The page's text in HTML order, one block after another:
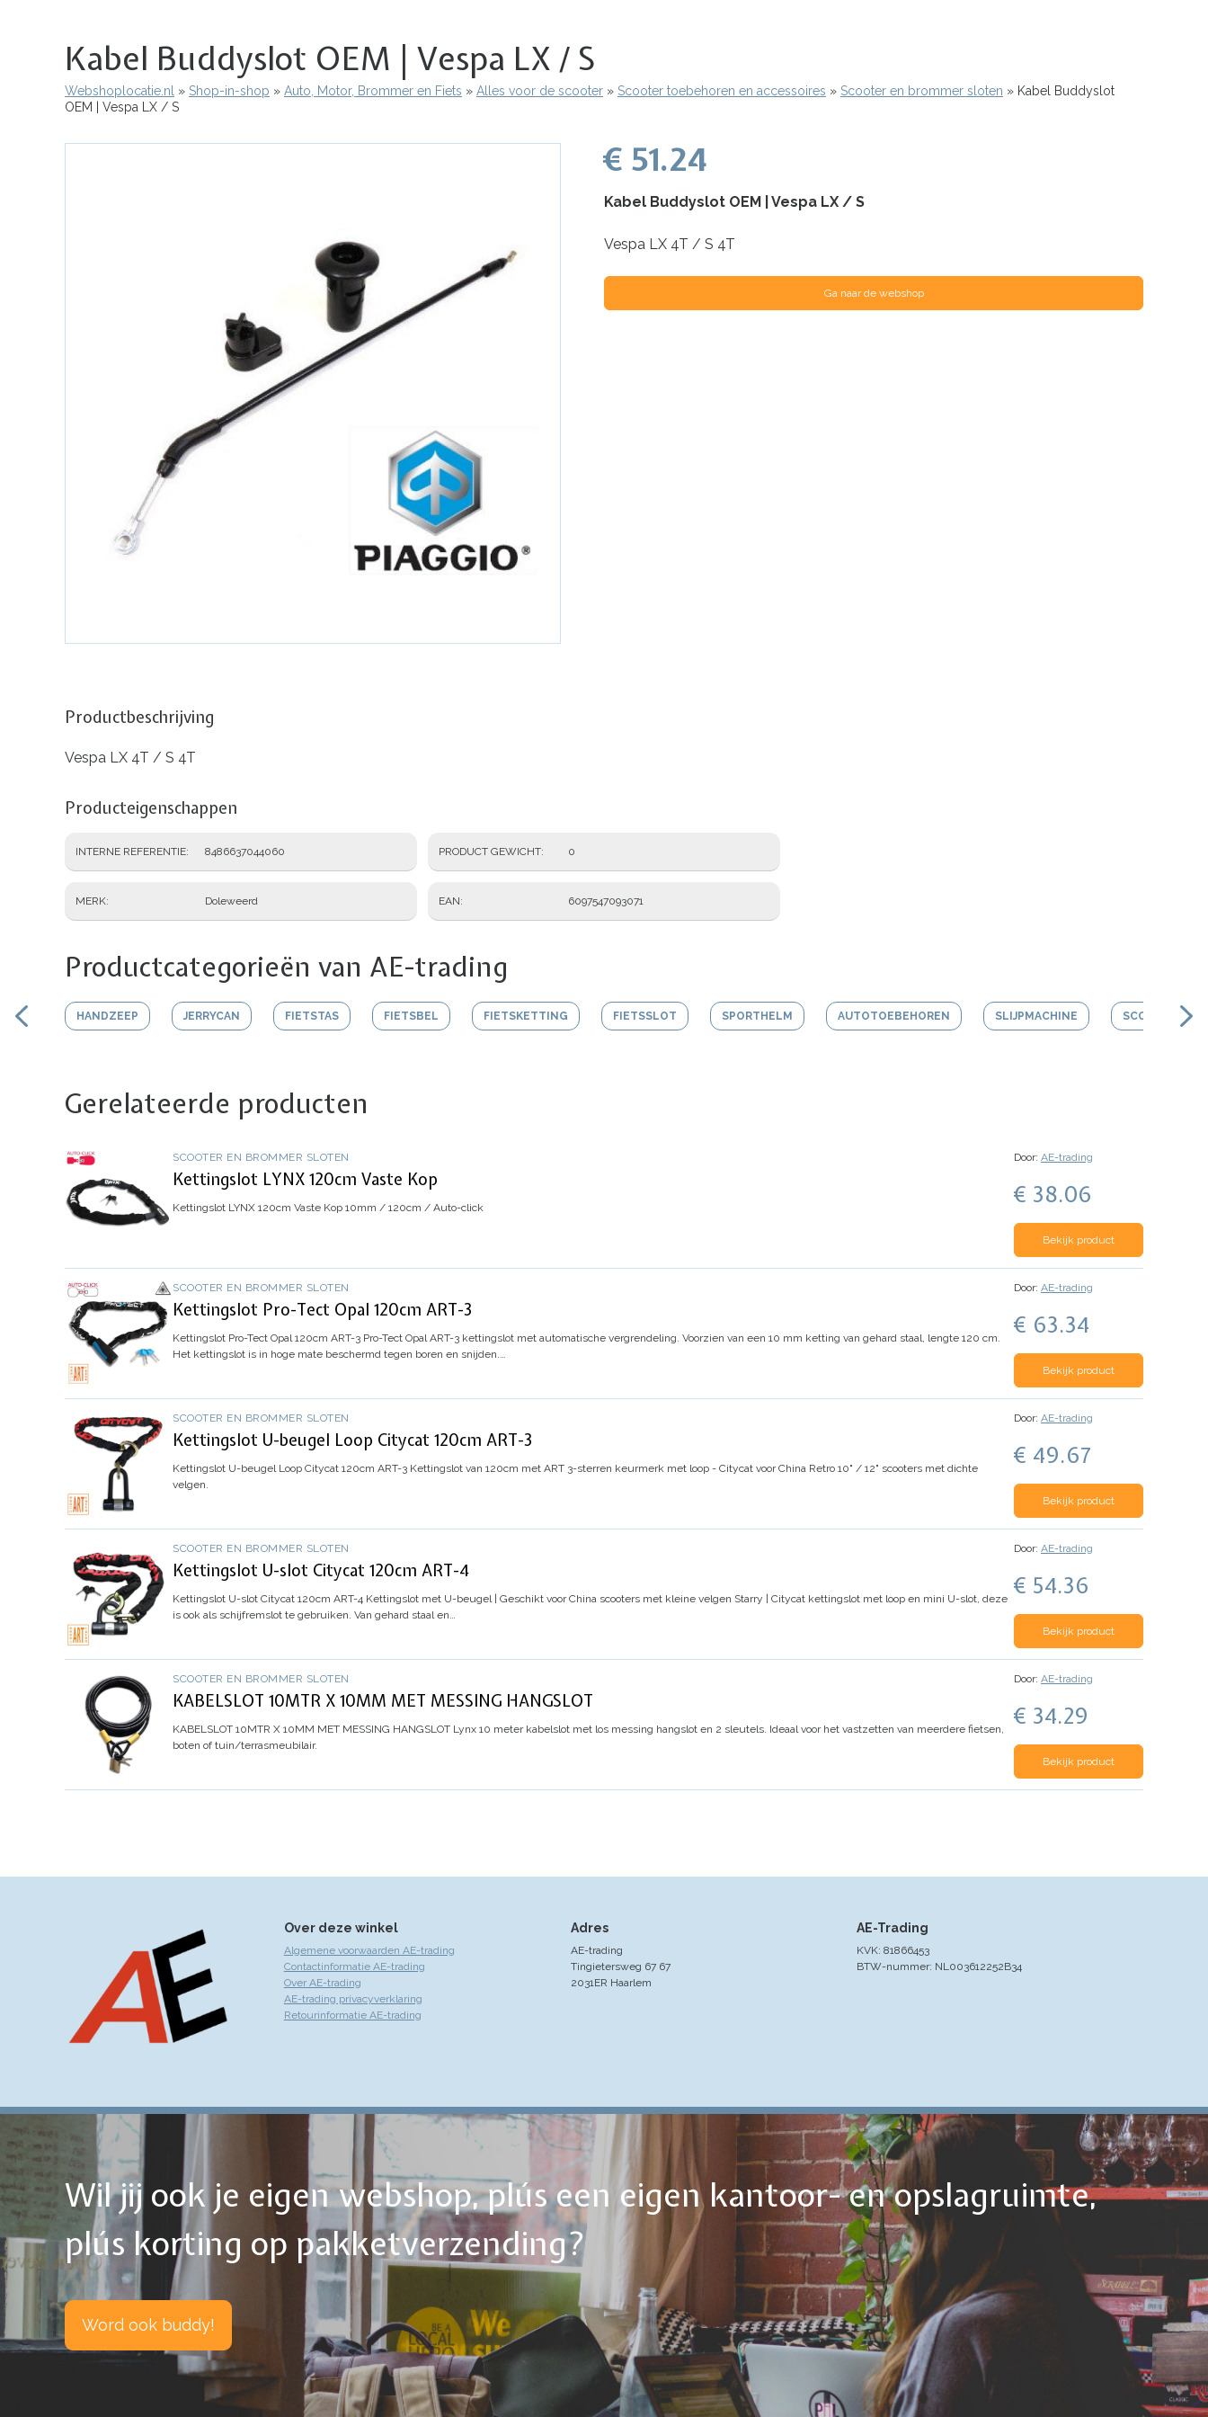
Kabel Buddyslot OEM | Vespa LX / S
Kruimelpad
Webshoplocatie.nl Shop-in-shop Auto, Motor, Brommer en Fiets Alles voor de scooter Scooter toebehoren en accessoires Scooter en brommer sloten
Kabel Buddyslot
OEM | Vespa LX / S
€ 51.24
Kabel Buddyslot OEM | Vespa LX / S
Vespa LX 4T / S 4T
Ga naar de webshop
Productbeschrijving
Vespa LX 4T / S 4T
Producteigenschappen
INTERNE REFERENTIE 8486637044060
MERK Doleweerd
PRODUCT GEWICHT 0
EAN 6097547093071
Productcategorieën van AE-trading
HANDZEEP JERRYCAN FIETSTAS FIETSBEL FIETSKETTING FIETSSLOT SPORTHELM AUTOTOEBEHOREN SLIJPMACHINE SCOOTER
Gerelateerde producten
SCOOTER EN BROMMER SLOTEN
Kettingslot LYNX 120cm Vaste Kop
Kettingslot LYNX 120cm Vaste Kop 10mm / 120cm / Auto-click
Door: AE-trading
€ 38.06
Bekijk product
SCOOTER EN BROMMER SLOTEN
Kettingslot Pro-Tect Opal 120cm ART-3
Kettingslot Pro-Tect Opal 120cm ART-3 Pro-Tect Opal ART-3 kettingslot met automatische vergrendeling. Voorzien van een 10 mm ketting van gehard staal, lengte 120 cm.
Het kettingslot is in hoge mate beschermd tegen boren en snijden.…
Door: AE-trading
€ 63.34
Bekijk product
SCOOTER EN BROMMER SLOTEN
Kettingslot U-beugel Loop Citycat 120cm ART-3
Kettingslot U-beugel Loop Citycat 120cm ART-3 Kettingslot van 120cm met ART 3-sterren keurmerk met loop - Citycat voor China Retro 10" / 12" scooters met dichte
velgen.
Door: AE-trading
€ 49.67
Bekijk product
SCOOTER EN BROMMER SLOTEN
Kettingslot U-slot Citycat 120cm ART-4
Kettingslot U-slot Citycat 120cm ART-4 Kettingslot met U-beugel | Geschikt voor China scooters met kleine velgen Starry | Citycat kettingslot met loop en mini U-slot, deze
is ook als schijfremslot te gebruiken. Van gehard staal en…
Door: AE-trading
€ 54.36
Bekijk product
SCOOTER EN BROMMER SLOTEN
KABELSLOT 10MTR X 10MM MET MESSING HANGSLOT
KABELSLOT 10MTR X 10MM MET MESSING HANGSLOT Lynx 10 meter kabelslot met los messing hangslot en 2 sleutels. Ideaal voor het vastzetten van meerdere fietsen,
boten of tuin/terrasmeubilair.
Door: AE-trading
€ 34.29
Bekijk product
Over deze winkel
Algemene voorwaarden AE-trading
Contactinformatie AE-trading
Over AE-trading
AE-trading privacyverklaring
Retourinformatie AE-trading
Adres
AE-trading
Tingietersweg 67 67
2031ER Haarlem
AE-Trading
KVK: 81866453
BTW-nummer: NL003612252B34
Wil jij ook je eigen webshop, plús een eigen kantoor- en opslagruimte,
plús korting op pakketverzending?
Word ook buddy!